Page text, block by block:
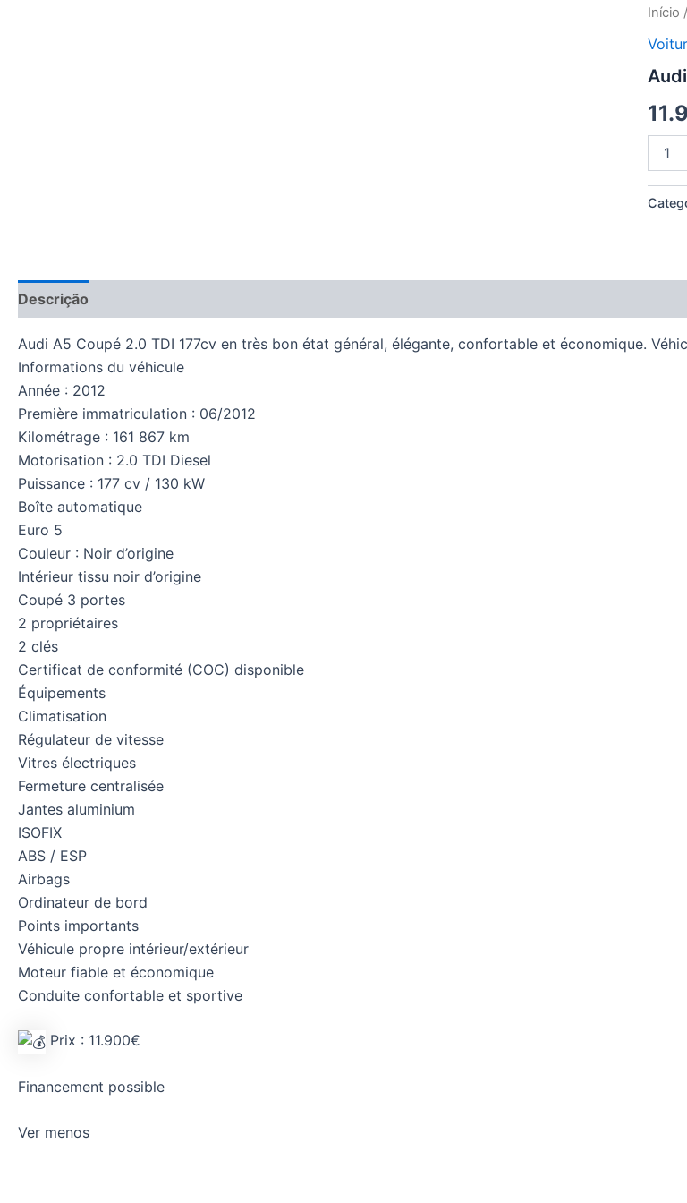
Início
Audi
Coupé
Descrição
Audi A5 Coupé 2.0 TDI 177cv en très bon état général, élégante, confortable et économique.
Informations du véhicule
Année : 2012
Première immatriculation : 06/2012
Kilométrage : 161 867 km
Motorisation : 2.0 TDI Diesel
Puissance : 177 cv / 130 kW
Boîte automatique
Euro 5
Couleur : Noir d’origine
Intérieur tissu noir d’origine
Coupé 3 portes
2 propriétaires
2 clés
Certificat de conformité (COC) disponible
Équipements
Climatisation
Régulateur de vitesse
Vitres électriques
Fermeture centralisée
Jantes aluminium
ISOFIX
ABS / ESP
Airbags
Ordinateur de bord
Points importants
Véhicule propre intérieur/extérieur
Moteur fiable et économique
Conduite confortable et sportive
Prix : 11.900€
Financement possible
Ver menos